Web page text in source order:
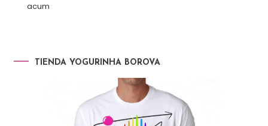
acum
TIENDA YOGURINHA BOROVA